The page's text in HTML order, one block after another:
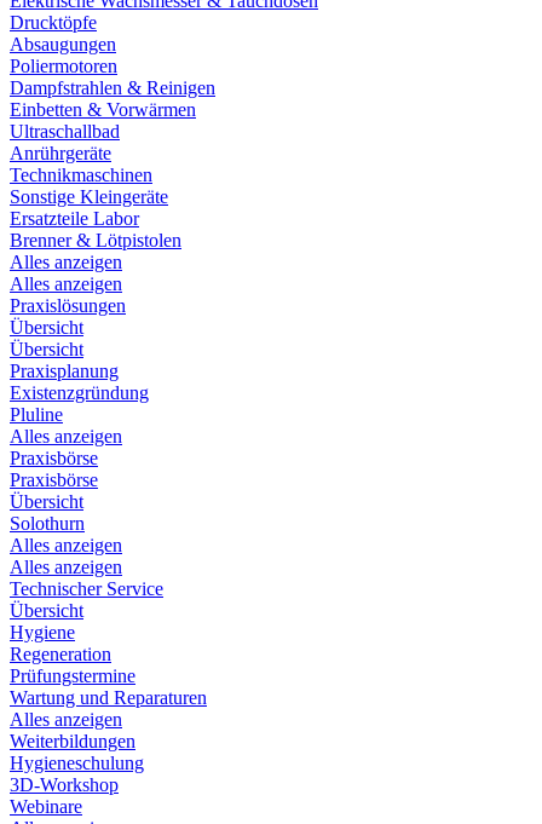
Drucktöpfe
Absaugungen
Poliermotoren
Dampfstrahlen & Reinigen
Einbetten & Vorwärmen
Ultraschallbad
Anrührgeräte
Technikmaschinen
Sonstige Kleingeräte
Ersatzteile Labor
Brenner & Lötpistolen
Alles anzeigen
Alles anzeigen
Praxislösungen
Übersicht
Übersicht
Praxisplanung
Existenzgründung
Pluline
Alles anzeigen
Praxisbörse
Praxisbörse
Übersicht
Solothurn
Alles anzeigen
Alles anzeigen
Technischer Service
Übersicht
Hygiene
Regeneration
Prüfungstermine
Wartung und Reparaturen
Alles anzeigen
Weiterbildungen
Hygieneschulung
3D-Workshop
Webinare